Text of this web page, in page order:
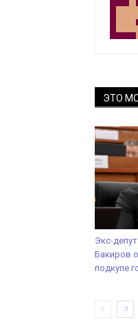
ЭТО
Экс-
Бакиров
подкупе